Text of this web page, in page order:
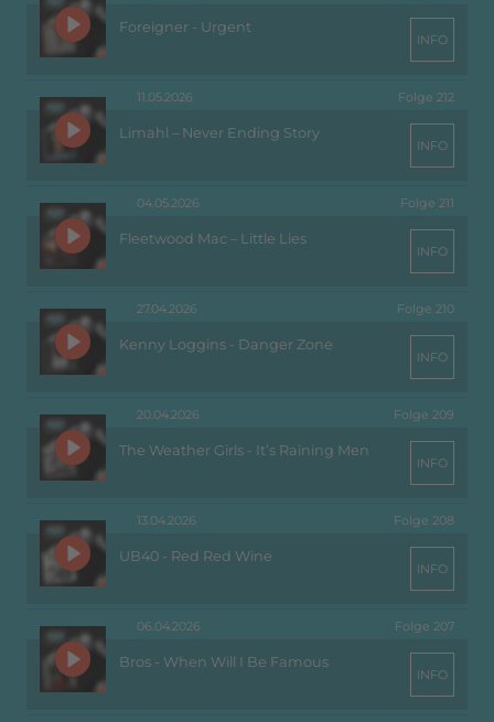
Foreigner - Urgent
INFO
11.05.2026 Folge 212
Limahl – Never Ending Story
INFO
04.05.2026 Folge 211
Fleetwood Mac – Little Lies
INFO
27.04.2026 Folge 210
Kenny Loggins - Danger Zone
INFO
20.04.2026 Folge 209
The Weather Girls - It’s Raining Men
INFO
13.04.2026 Folge 208
UB40 - Red Red Wine
INFO
06.04.2026 Folge 207
Bros - When Will I Be Famous
INFO